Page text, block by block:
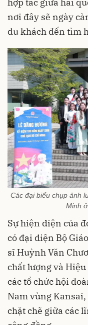
hợp tác giữa hai
nơi đây sẽ ngày
du khách đến tìm
Các đại biểu chụp ảnh
Minh
Sự hiện diện của
có đại diện Bộ
sĩ Huỳnh Văn
chất lượng và
các tổ chức hội
Nam vùng
chặt chẽ giữa các